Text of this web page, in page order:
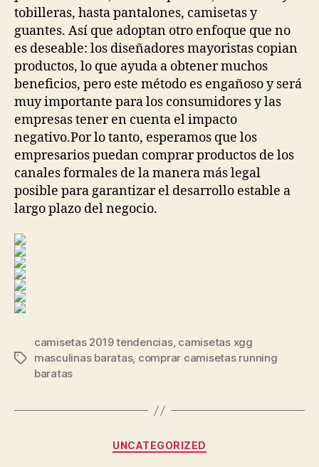
tobilleras, hasta pantalones, camisetas y
guantes. Así que adoptan otro enfoque que no
es deseable: los diseñadores mayoristas copian
productos, lo que ayuda a obtener muchos
beneficios, pero este método es engañoso y será
muy importante para los consumidores y las
empresas tener en cuenta el impacto
negativo.Por lo tanto, esperamos que los
empresarios puedan comprar productos de los
canales formales de la manera más legal
posible para garantizar el desarrollo estable a
largo plazo del negocio.
Etiquetas
camisetas 2019 tendencias, camisetas xgg
masculinas baratas, comprar camisetas running
baratas
Categorías
UNCATEGORIZED